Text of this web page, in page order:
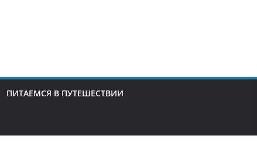
ПИТАЕМСЯ В ПУТЕШЕСТВИИ